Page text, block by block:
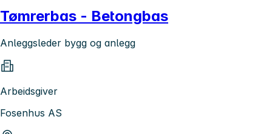
Tømrerbas - Betongbas
Anleggsleder bygg og anlegg
Arbeidsgiver
Fosenhus AS